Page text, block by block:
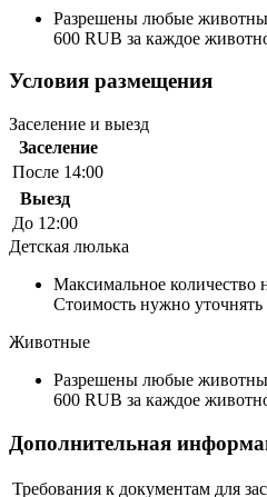
Разрешены любые
600 RUB за каждое
Условия размещения
Заселение и выезд
Заселение
После 14:00
Выезд
До 12:00
Детская люлька
Максимальное количество
Стоимость нужно уточнять
Животные
Разрешены любые
600 RUB за каждое
Дополнительная
Требования к документам для